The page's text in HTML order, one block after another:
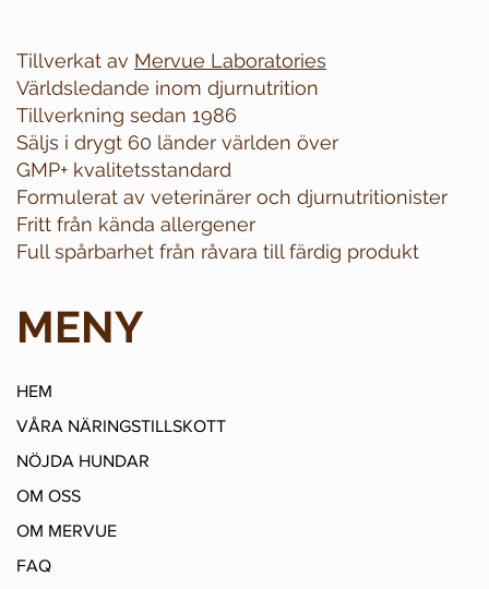
Tillverkat av Mervue Laboratories
Världsledande inom djurnutrition
Tillverkning sedan 1986
Säljs i drygt 60 länder världen över
GMP+ kvalitetsstandard
Formulerat av veterinärer och djurnutritionister
Fritt från kända allergener
Full spårbarhet från råvara till färdig produkt
MENY
HEM
VÅRA NÄRINGSTILLSKOTT
NÖJDA HUNDAR
OM OSS
OM MERVUE
FAQ